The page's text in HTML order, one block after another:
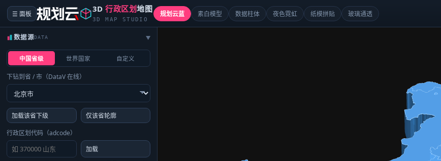
☰ 面板 3D行政区划地图
3D MAP STUDIO
规划云蓝 素白模型 数据柱体 夜色霓虹 纸模拼贴 玻璃通透
数据源DATA ▶
中国省级 世界国家 自定义
下钻到省 / 市（DataV 在线）
加载该省下级
仅该省轮廓
行政区划代码（adcode）
加载